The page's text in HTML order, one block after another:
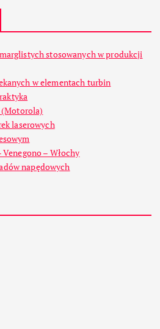
stosowanych w produkcji
w elementach turbin
(Motorola)
laserowych
– Włochy
napędowych